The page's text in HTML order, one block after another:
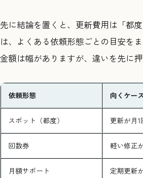
先に結論を置くと、更新費用は「都
は、よくある依頼形態ごとの目安をま
金額は幅がありますが、違いを先に
依頼形態 向くケー
スポット（都度） 更新が月
回数券 軽い修正
月額サポート 定期更新